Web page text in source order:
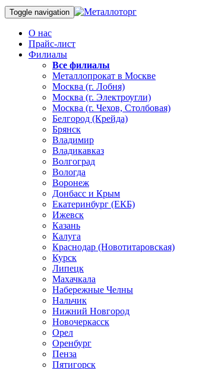
Toggle navigation
О нас
Прайс-лист
Филиалы
Все филиалы
Металлопрокат в Москве
Москва (г. Лобня)
Москва (г. Электроугли)
Москва (г. Чехов, Столбовая)
Белгород (Крейда)
Брянск
Владимир
Владикавказ
Волгоград
Вологда
Воронеж
Донбасс и Крым
Екатеринбург (ЕКБ)
Ижевск
Казань
Калуга
Краснодар (Новотитаровская)
Курск
Липецк
Махачкала
Набережные Челны
Нальчик
Нижний Новгород
Новочеркасск
Орел
Оренбург
Пенза
Пятигорск